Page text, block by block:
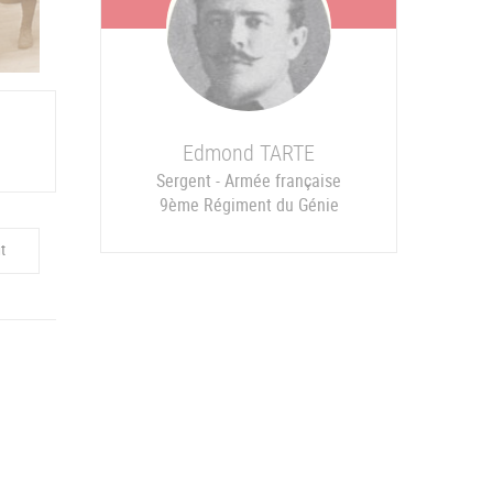
Edmond TARTE
Sergent - Armée française
9ème Régiment du Génie